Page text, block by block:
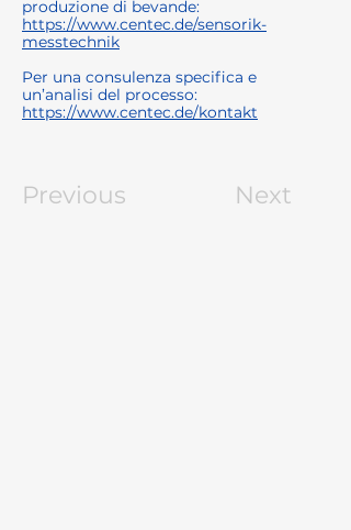
produzione di bevande:
https://www.centec.de/sensorik-
messtechnik
Per una consulenza specifica e
un’analisi del processo:
https://www.centec.de/kontakt
Previous Next